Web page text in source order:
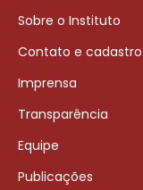
Sobre o Instituto
Contato e cadastro
Imprensa
Transparência
Equipe
Publicações